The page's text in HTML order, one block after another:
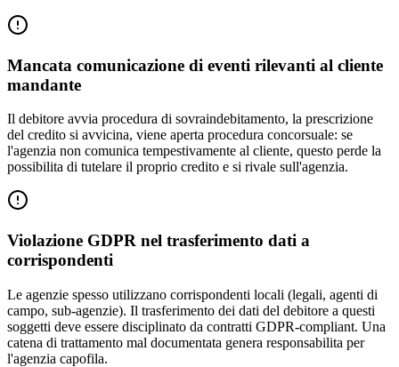
Mancata comunicazione di eventi rilevanti al cliente
mandante
Il debitore avvia procedura di sovraindebitamento, la prescrizione
del credito si avvicina, viene aperta procedura concorsuale: se
l'agenzia non comunica tempestivamente al cliente, questo perde la
possibilita di tutelare il proprio credito e si rivale sull'agenzia.
Violazione GDPR nel trasferimento dati a
corrispondenti
Le agenzie spesso utilizzano corrispondenti locali (legali, agenti di
campo, sub-agenzie). Il trasferimento dei dati del debitore a questi
soggetti deve essere disciplinato da contratti GDPR-compliant. Una
catena di trattamento mal documentata genera responsabilita per
l'agenzia capofila.